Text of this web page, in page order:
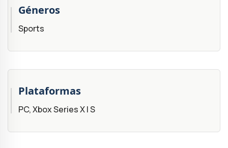
Géneros
Sports
Plataformas
PC, Xbox Series X | S